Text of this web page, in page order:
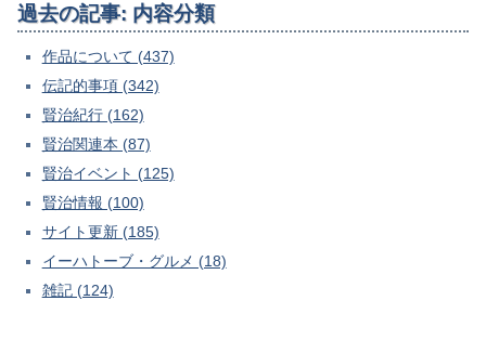
過去の記事: 内容分類
作品について (437)
伝記的事項 (342)
賢治紀行 (162)
賢治関連本 (87)
賢治イベント (125)
賢治情報 (100)
サイト更新 (185)
イーハトーブ・グルメ (18)
雑記 (124)